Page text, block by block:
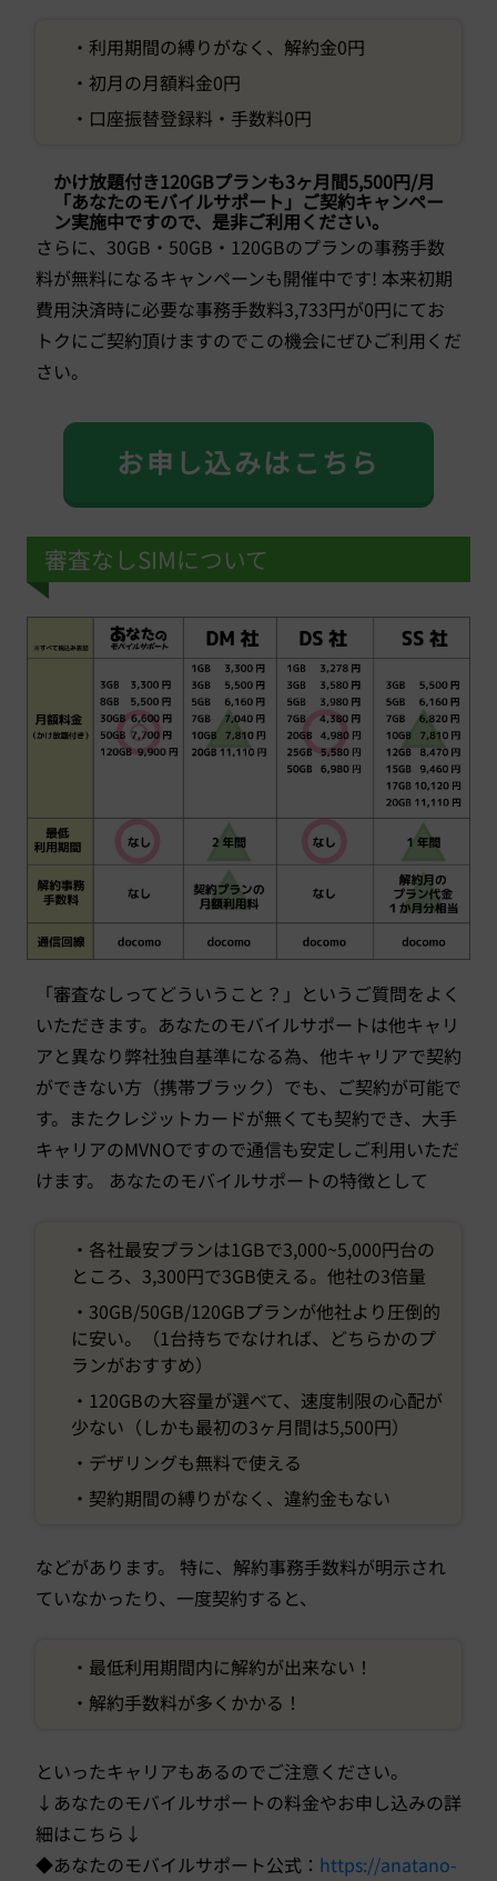
・利用期間の縛りがなく、解約金0円
・初月の月額料金0円
・口座振替登録料・手数料0円
かけ放題付き120GBプランも3ヶ月間5,500円/月
「あなたのモバイルサポート」ご契約キャンペー
ン実施中ですので、是非ご利用ください。
さらに、30GB・50GB・120GBのプランの事務手数
料が無料になるキャンペーンも開催中です! 本来初期
費用決済時に必要な事務手数料3,733円が0円にてお
トクにご契約頂けますのでこの機会にぜひご利用くだ
さい。
お申し込みはこちら
審査なしSIMについて
「審査なしってどういうこと？」というご質問をよく
いただきます。あなたのモバイルサポートは他キャリ
アと異なり弊社独自基準になる為、他キャリアで契約
ができない方（携帯ブラック）でも、ご契約が可能で
す。またクレジットカードが無くても契約でき、大手
キャリアのMVNOですので通信も安定しご利用いただ
けます。 あなたのモバイルサポートの特徴として
・各社最安プランは1GBで3,000~5,000円台の
ところ、3,300円で3GB使える。他社の3倍量
・30GB/50GB/120GBプランが他社より圧倒的
に安い。（1台持ちでなければ、どちらかのプ
ランがおすすめ）
・120GBの大容量が選べて、速度制限の心配が
少ない（しかも最初の3ヶ月間は5,500円）
・デザリングも無料で使える
・契約期間の縛りがなく、違約金もない
などがあります。 特に、解約事務手数料が明示され
ていなかったり、一度契約すると、
・最低利用期間内に解約が出来ない！
・解約手数料が多くかかる！
といったキャリアもあるのでご注意ください。
↓あなたのモバイルサポートの料金やお申し込みの詳
細はこちら↓
◆あなたのモバイルサポート公式： https://anatano-